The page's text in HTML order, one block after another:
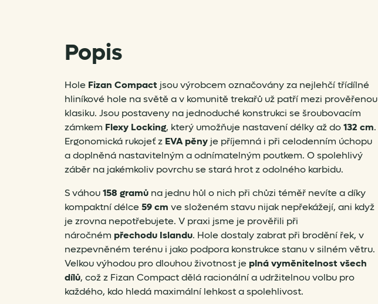
Popis
Hole Fizan Compact jsou výrobcem označovány za nejlehčí třídílné
hliníkové hole na světě a v komunitě trekařů už patří mezi prověřenou
klasiku. Jsou postaveny na jednoduché konstrukci se šroubovacím
zámkem Flexy Locking, který umožňuje nastavení délky až do132 cm.
Ergonomická rukojeť z EVA pěny je příjemná i při celodenním úchopu
a doplněná nastavitelným a odnímatelným poutkem. O spolehlivý
záběr na jakémkoliv povrchu se stará hrot z odolného karbidu.
S váhou158 gramů na jednu hůl o nich při chůzi téměř nevíte a díky
kompaktní délce59 cm ve složeném stavu nijak nepřekážejí, ani když
je zrovna nepotřebujete. V praxi jsme je prověřili při
náročném přechodu Islandu. Hole dostaly zabrat při brodění řek, v
nezpevněném terénu i jako podpora konstrukce stanu v silném větru.
Velkou výhodou pro dlouhou životnost je plná vyměnitelnost všech
dílů, což z Fizan Compact dělá racionální a udržitelnou volbu pro
každého, kdo hledá maximální lehkost a spolehlivost.